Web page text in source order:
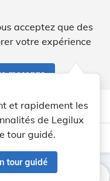
acceptez que des
votre expérience
message
Aide
et rapidement les
de Legilux
tour guidé.
tour guidé
light_mode dark_mode